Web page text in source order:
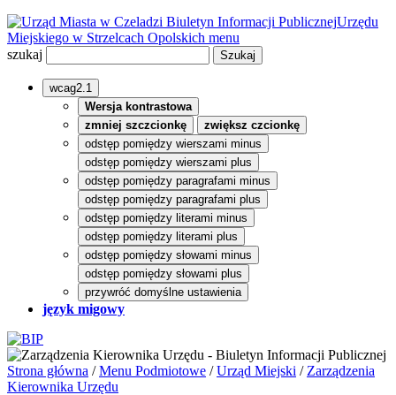
Biuletyn Informacji PublicznejUrzędu
Miejskiego w Strzelcach Opolskich menu
szukaj
wcag2.1
Wersja kontrastowa
zmniej szczcionkę
zwiększ czcionkę
odstęp pomiędzy wierszami minus
odstęp pomiędzy wierszami plus
odstęp pomiędzy paragrafami minus
odstęp pomiędzy paragrafami plus
odstęp pomiędzy literami minus
odstęp pomiędzy literami plus
odstęp pomiędzy słowami minus
odstęp pomiędzy słowami plus
przywróć domyślne ustawienia
język migowy
Strona główna /Menu Podmiotowe /Urząd Miejski / Zarządzenia
Kierownika Urzędu